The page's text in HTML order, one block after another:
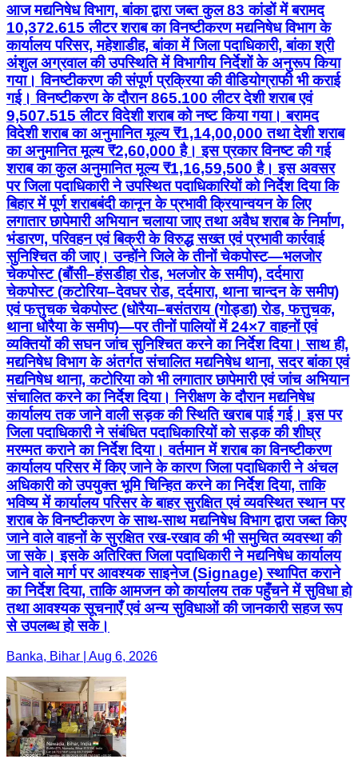
आज मद्यनिषेध विभाग, बांका द्वारा जब्त कुल 83 कांडों में बरामद
10,372.615 लीटर शराब का विनष्टीकरण मद्यनिषेध विभाग के
कार्यालय परिसर, महेशाडीह, बांका में जिला पदाधिकारी, बांका श्री
अंशुल अग्रवाल की उपस्थिति में विभागीय निर्देशों के अनुरूप किया
गया। विनष्टीकरण की संपूर्ण प्रक्रिया की वीडियोग्राफी भी कराई
गई। विनष्टीकरण के दौरान 865.100 लीटर देशी शराब एवं
9,507.515 लीटर विदेशी शराब को नष्ट किया गया। बरामद
विदेशी शराब का अनुमानित मूल्य ₹1,14,00,000 तथा देशी शराब
का अनुमानित मूल्य ₹2,60,000 है। इस प्रकार विनष्ट की गई
शराब का कुल अनुमानित मूल्य ₹1,16,59,500 है। इस अवसर
पर जिला पदाधिकारी ने उपस्थित पदाधिकारियों को निर्देश दिया कि
बिहार में पूर्ण शराबबंदी कानून के प्रभावी क्रियान्वयन के लिए
लगातार छापेमारी अभियान चलाया जाए तथा अवैध शराब के निर्माण,
भंडारण, परिवहन एवं बिक्री के विरुद्ध सख्त एवं प्रभावी कार्रवाई
सुनिश्चित की जाए। उन्होंने जिले के तीनों चेकपोस्ट—भलजोर
चेकपोस्ट (बौंसी–हंसडीहा रोड, भलजोर के समीप), दर्दमारा
चेकपोस्ट (कटोरिया–देवघर रोड, दर्दमारा, थाना चान्दन के समीप)
एवं फत्तुचक चेकपोस्ट (धोरैया–बसंतराय (गोड्डा) रोड, फत्तुचक,
थाना धोरैया के समीप)—पर तीनों पालियों में 24×7 वाहनों एवं
व्यक्तियों की सघन जांच सुनिश्चित करने का निर्देश दिया। साथ ही,
मद्यनिषेध विभाग के अंतर्गत संचालित मद्यनिषेध थाना, सदर बांका एवं
मद्यनिषेध थाना, कटोरिया को भी लगातार छापेमारी एवं जांच अभियान
संचालित करने का निर्देश दिया। निरीक्षण के दौरान मद्यनिषेध
कार्यालय तक जाने वाली सड़क की स्थिति खराब पाई गई। इस पर
जिला पदाधिकारी ने संबंधित पदाधिकारियों को सड़क की शीघ्र
मरम्मत कराने का निर्देश दिया। वर्तमान में शराब का विनष्टीकरण
कार्यालय परिसर में किए जाने के कारण जिला पदाधिकारी ने अंचल
अधिकारी को उपयुक्त भूमि चिन्हित करने का निर्देश दिया, ताकि
भविष्य में कार्यालय परिसर के बाहर सुरक्षित एवं व्यवस्थित स्थान पर
शराब के विनष्टीकरण के साथ-साथ मद्यनिषेध विभाग द्वारा जब्त किए
जाने वाले वाहनों के सुरक्षित रख-रखाव की भी समुचित व्यवस्था की
जा सके। इसके अतिरिक्त जिला पदाधिकारी ने मद्यनिषेध कार्यालय
जाने वाले मार्ग पर आवश्यक साइनेज (Signage) स्थापित कराने
का निर्देश दिया, ताकि आमजन को कार्यालय तक पहुँचने में सुविधा हो
तथा आवश्यक सूचनाएँ एवं अन्य सुविधाओं की जानकारी सहज रूप
से उपलब्ध हो सके।
Banka, Bihar | Aug 6, 2026